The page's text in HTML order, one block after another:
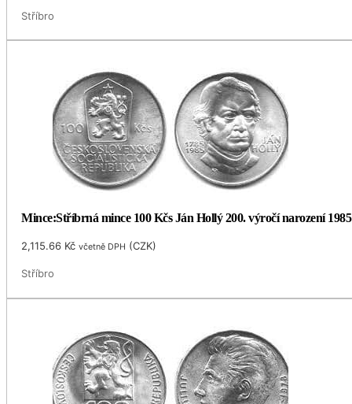
Stříbro
Mince:Stříbrná mince 100 Kčs Ján Hollý 200. výročí narození 1985
2,115.66 Kč včetně DPH (CZK)
Stříbro